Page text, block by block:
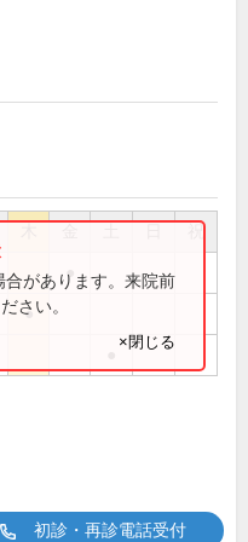
祝
●
●
があります。来院前
さい。
×閉じる
初診・再診電話受付